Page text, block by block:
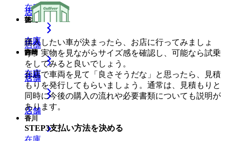
茨城
在庫
店舗
店舗
静岡
在庫
店舗
在庫
店舗
徳島
在庫
店舗
香川
店舗
宮崎
在庫
店舗
購入したい車が決まったら、お店に行ってみましょ
う。実物を見ながらサイズ感を確認し、可能なら試乗
をしてみると良いでしょう。
お店で車両を見て「良さそうだな」と思ったら、見積
もりを発行してもらいましょう。通常は、見積もりと
同時に今後の購入の流れや必要書類についても説明が
あります。
STEP3支払い方法を決める